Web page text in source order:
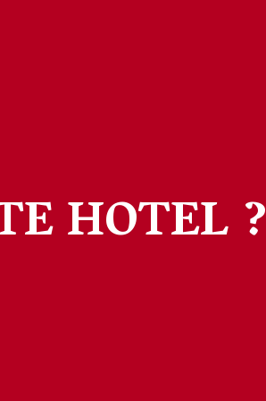
HOTEL ?